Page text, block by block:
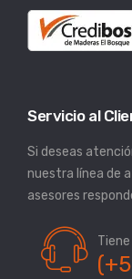
Servicio al
Si deseas
nuestra línea de
asesores